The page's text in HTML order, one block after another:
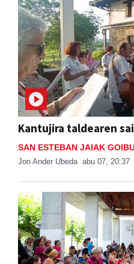
Kantujira taldearen
Jon Ander Ubeda